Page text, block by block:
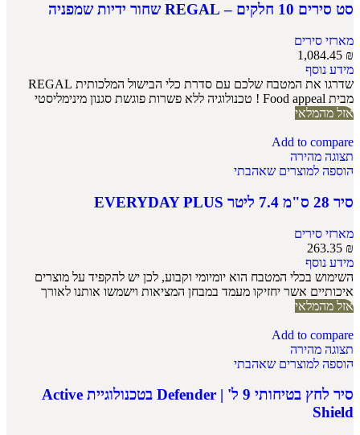
סט סירים 10 חלקים – REGAL שחור ידיות שמפניה
מארזי סירים
1,084.45 ₪
מידע נוסף
שדרגו את המטבח שלכם עם סדרת כלי הבישול המלכותית REGAL
מבית Food appeal ! טכנולוגיה ללא פשרות פוגשת סגנון מינימליסטי
אזל מהמלאי
Add to compare
תצוגה מהירה
הוספה למוצרים שאהבתי
סיר 28 ס"מ 7.4 ליטר EVERYDAY PLUS
מארזי סירים
263.35 ₪
מידע נוסף
השימוש בכלי המטבח הוא יומיומי וקבוע, לכן יש להקפיד על מוצרים
איכותיים אשר יחזיקו מעמד במבחן המציאות וישמשו אותנו לאורך
אזל מהמלאי
Add to compare
תצוגה מהירה
הוספה למוצרים שאהבתי
סיר לחץ בטיחותי 9 ל' | Defender בטכנולוגיית Active
Shield